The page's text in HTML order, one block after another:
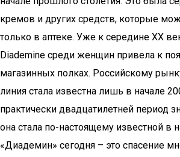
кремов и других средств, которые
только в аптеке. Уже к середине XX
Diademine среди женщин привела к
магазинных полках. Российскому
линия стала известна лишь в начале
практически двадцатилетней период
она стала по-настоящему известной в
«Диадемин» сегодня – это спасение